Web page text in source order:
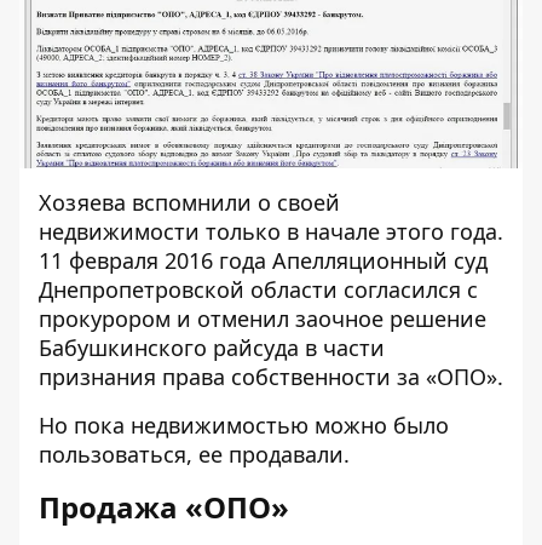
Хозяева вспомнили о своей
недвижимости только в начале этого года.
11 февраля 2016 года Апелляционный суд
Днепропетровской области согласился с
прокурором и отменил заочное решение
Бабушкинского райсуда в части
признания права собственности за «ОПО».
Но пока недвижимостью можно было
пользоваться, ее продавали.
Продажа «ОПО»